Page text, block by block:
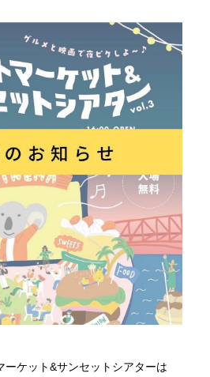
ケット&サンセットシアターは